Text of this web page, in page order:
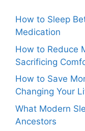
How to Sleep
Medication
How to Reduce
Sacrificing
How to Save
Changing Your
What Modern
Ancestors